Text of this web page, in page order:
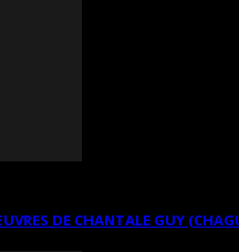
DE CHANTALE GUY